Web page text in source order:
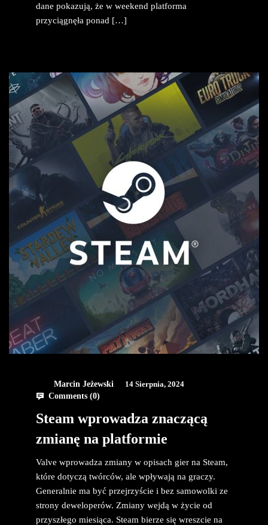
dane pokazują, że w weekend platforma
przyciągnęła ponad […]
Marcin Jeżewski
14 Sierpnia, 2024
Comments (0)
Steam wprowadza znaczącą
zmianę na platformie
Valve wprowadza zmiany w opisach gier na Steam,
które dotyczą twórców, ale wpływają na graczy.
Generalnie ma być przejrzyście i bez samowolki ze
strony deweloperów. Zmiany wejdą w życie od
przyszłego miesiąca. Steam bierze się wreszcie na